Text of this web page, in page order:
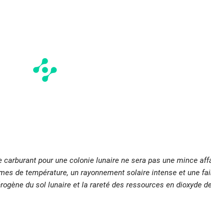
carburant pour une colonie lunaire ne sera pas une mince
de température, un rayonnement solaire intense et une
du sol lunaire et la rareté des ressources en dioxyde